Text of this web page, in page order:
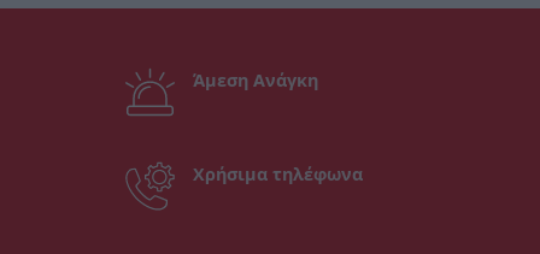
Άμεση Ανάγκη
Χρήσιμα τηλέφωνα